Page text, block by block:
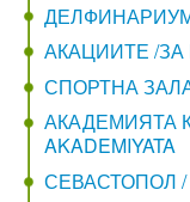
АКАЦИИТЕ /ЗА
СПОРТНА ЗАЛА
АКАДЕМИЯТА
AKADEMIYATA
СЕВАСТОПОЛ /